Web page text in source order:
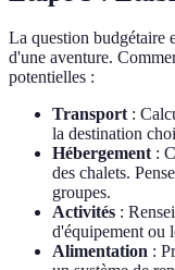
La question budgétaire
d'une aventure.
potentielles :
Transport:
la destination
Hébergement:
des chalets.
groupes.
Activités :
d'équipement ou
Alimentation :